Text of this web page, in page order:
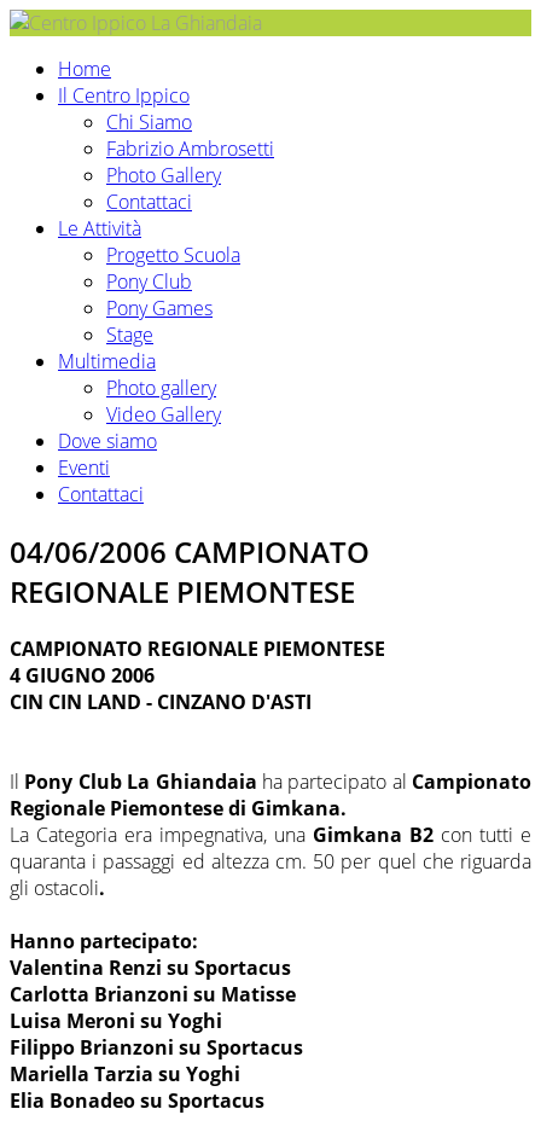
Home
Il Centro Ippico
Chi Siamo
Fabrizio Ambrosetti
Photo Gallery
Contattaci
Le Attività
Progetto Scuola
Pony Club
Pony Games
Stage
Multimedia
Photo gallery
Video Gallery
Dove siamo
Eventi
Contattaci
04/06/2006 CAMPIONATO
REGIONALE PIEMONTESE
CAMPIONATO REGIONALE PIEMONTESE
4 GIUGNO 2006
CIN CIN LAND - CINZANO D'ASTI
Il Pony Club La Ghiandaia ha partecipato al Campionato
Regionale Piemontese di Gimkana.
La Categoria era impegnativa, una Gimkana B2 con tutti e
quaranta i passaggi ed altezza cm. 50 per quel che riguarda
gli ostacoli.
Hanno partecipato:
Valentina Renzi su Sportacus
Carlotta Brianzoni su Matisse
Luisa Meroni su Yoghi
Filippo Brianzoni su Sportacus
Mariella Tarzia su Yoghi
Elia Bonadeo su Sportacus